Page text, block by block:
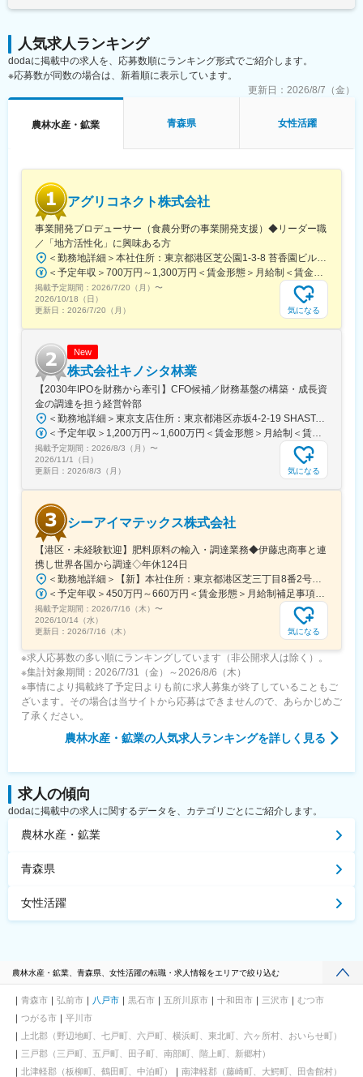
・SPCの設立～運営～税務申告までワンストップで提供
・クライアントは東京・大阪中心で訪問ほぼなし
・オンライン完結の業務設計のため、フルリモートが実現
（4） 働きやすい環境
・フルリモート／フルフレックス
・残業月平均10時間程度
・週1回の定例MTGあり
・フルリモート勤務（半年に1回出社あり※任意）
・Slack／Zoomを活用したコミュニケーション
■当社について：
当社は2007年設立以降、「森林事業」と「環境エネルギー事業」
の2軸で事業を展開しています。森林資源の活用だけでなく、再生
可能エネルギーの普及を通じて、環境価値と経済価値の両立を実
現し、持続可能な社会の構築に貢献しています。
変更の範囲：会社の定める業務
経営層の戦略に基づいた事業計画の策定、および現地でのPDCA
サイクルの実行
農業と地域課題の解決に取り組みながら、最先端技術を世界中の
◎海外事業立ち上げの完遂実績
◎国際的なビジネススキルの習得
異文化環境での交渉力、リスク対応力、経営直下の意思決定スピ
ードを体感できます。
■当社について
「テクノロジーによって、産地とともに農業の未来をつくる」を
経営理念に据え、豊かな経験を持つ産地と、進化を続けるサイエ
ンステクノロジーを融合することで、環境に優しい魅力あふれる
農業の実現に取り組んでいます。
人気求人ランキング
dodaに掲載中の求人を、応募数順にランキング形式でご紹介します。
※応募数が同数の場合は、新着順に表示しています。
更新日： 2026/8/7（金）
農林水産・鉱業 青森県 女性活躍
アグリコネクト株式会社
事業開発プロデューサー（食農分野の事業開発支援）◆リーダー職
／「地方活性化」に興味ある方
＜勤務地詳細＞本社住所：東京都港区芝公園1-3-8 苔香園ビル4階勤務地最寄駅：都営三田線／御成門駅受動喫煙対策：屋内全面禁煙変更の範囲：会社の定める事業所
＜予定年収＞700万円～1,300万円＜賃金形態＞月給制＜賃金内訳＞月額（基本給）：400,000円～650,000円固定残業手当/月：92,640円～150,510円（固定残業時間30時間0分/月）超過した時間外労働の残業手当は追加支給＜月給＞492,640円～800,510円（一律手当を含む）＜昇給有無＞有＜残業手当＞有＜給与補足＞※給与は職歴、スキルなどに応じて相談※役職がつく場合は、別途、役職手当（50,000円～10,000円）を支給※マネージャー職以上の場合は、管理職のため残業代支給対象外■昇給：年1回（4月）■賞与：年1回（12月）賃金はあくまでも目安の金額であり、選考を通じて上下する可能性があります。月給(月額)は固定手当を含めた表記です。
掲載予定期間： 2026/7/20（月） 〜
2026/10/18（日）
更新日： 2026/7/20（月） 気になる
New
株式会社キノシタ林業
【2030年IPOを財務から牽引】CFO候補／財務基盤の構築・成長資
金の調達を担う経営幹部
＜勤務地詳細＞東京支店住所：東京都港区赤坂4-2-19 SHASTA/EAST 5F勤務地最寄駅：東京メトロ線／赤坂見附駅受動喫煙対策：屋内全面禁煙変更の範囲：会社の定める事業所
＜予定年収＞1,200万円～1,600万円＜賃金形態＞月給制＜賃金内訳＞月額（基本給）：625,000円～875,000円固定残業手当/月：191,360円～267,920円（固定残業時間40時間0分/月）超過した時間外労働の残業手当は追加支給＜月給＞816,360円～1,142,920円（一律手当を含む）＜昇給有無＞有＜残業手当＞有＜給与補足＞※実績に応じて柔軟に検討します。■賞与：年2回（6、12月）■昇給：年1回（3、9月）賃金はあくまでも目安の金額であり、選考を通じて上下する可能性があります。月給(月額)は固定手当を含めた表記です。
掲載予定期間： 2026/8/3（月） 〜
2026/11/1（日）
更新日： 2026/8/3（月） 気になる
シーアイマテックス株式会社
【港区・未経験歓迎】肥料原料の輸入・調達業務◆伊藤忠商事と連
携し世界各国から調達◇年休124日
＜勤務地詳細＞【新】本社住所：東京都港区芝三丁目8番2号住友不動産芝公園ファーストビル９階 勤務地最寄駅：都営地下鉄三田線／芝公園駅受動喫煙対策：屋内全面禁煙変更の範囲：会社の定める事業所
＜予定年収＞450万円～660万円＜賃金形態＞月給制補足事項なし＜賃金内訳＞月額（基本給）：280,000円～378,000円＜月給＞280,000円～378,000円＜昇給有無＞有＜残業手当＞有＜給与補足＞■賞与：年2回（6月/12月）■モデル年収：年収510万円 30歳（月給280,000円＋賞与）※時間外手当除く年収620万円 37歳（月給356,000円＋賞与）※時間外手当除く賃金はあくまでも目安の金額であり、選考を通じて上下する可能性があります。月給(月額)は固定手当を含めた表記です。
掲載予定期間： 2026/7/16（木） 〜
2026/10/14（水）
更新日： 2026/7/16（木） 気になる
※求人応募数の多い順にランキングしています（非公開求人は除く）。
※集計対象期間：2026/7/31（金）～2026/8/6（木）
※事情により掲載終了予定日よりも前に求人募集が終了していることもご
ざいます。その場合は当サイトから応募はできませんので、あらかじめご
了承ください。
農林水産・鉱業の人気求人ランキングを詳しく見る
求人の傾向
dodaに掲載中の求人に関するデータを、カテゴリごとにご紹介します。
農林水産・鉱業
青森県
女性活躍
農林水産・鉱業、青森県、女性活躍の転職・求人情報をエリアで絞り込む
青森市 弘前市 八戸市 黒石市 五所川原市 十和田市 三沢市
むつ市
つがる市
平川市
上北郡（野辺地町、七戸町、六戸町、横浜町、東北町、六ヶ所村、おいらせ町）
三戸郡（三戸町、五戸町、田子町、南部町、階上町、新郷村）
北津軽郡（板柳町、鶴田町、中泊町）
南津軽郡（藤崎町、大鰐町、田舎館村）